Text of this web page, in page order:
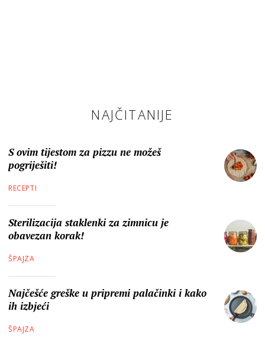
NAJČITANIJE
S ovim tijestom za pizzu ne možeš
pogriješiti!
RECEPTI
Sterilizacija staklenki za zimnicu je
obavezan korak!
ŠPAJZA
Najčešće greške u pripremi palačinki i kako
ih izbjeći
ŠPAJZA